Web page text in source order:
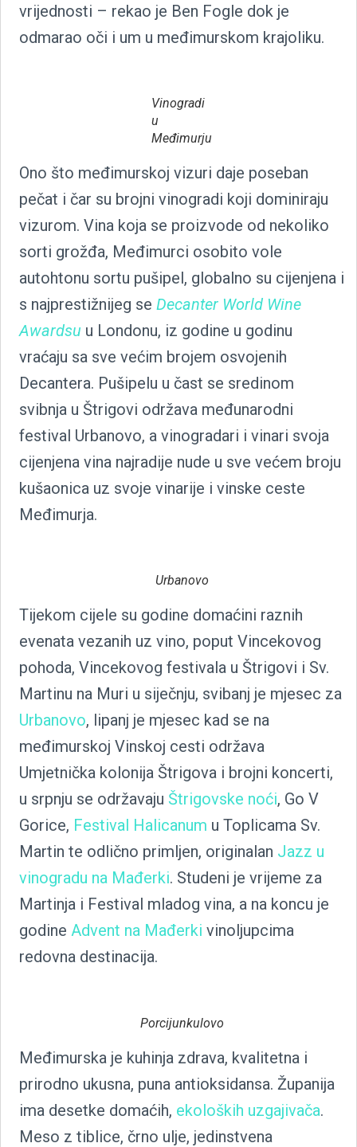
vrijednosti – rekao je Ben Fogle dok je
odmarao oči i um u međimurskom krajoliku.
Vinogradi
u
Međimurju
Ono što međimurskoj vizuri daje poseban
pečat i čar su brojni vinogradi koji dominiraju
vizurom. Vina koja se proizvode od nekoliko
sorti grožđa, Međimurci osobito vole
autohtonu sortu pušipel, globalno su cijenjena i
s najprestižnijeg seDecanter World Wine
Awardsu u Londonu, iz godine u godinu
vraćaju sa sve većim brojem osvojenih
Decantera. Pušipelu u čast se sredinom
svibnja u Štrigovi održava međunarodni
festival Urbanovo, a vinogradari i vinari svoja
cijenjena vina najradije nude u sve većem broju
kušaonica uz svoje vinarije i vinske ceste
Međimurja.
Urbanovo
Tijekom cijele su godine domaćini raznih
evenata vezanih uz vino, poput Vincekovog
pohoda, Vincekovog festivala u Štrigovi i Sv.
Martinu na Muri u siječnju, svibanj je mjesec za
Urbanovo, lipanj je mjesec kad se na
međimurskoj Vinskoj cesti održava
Umjetnička kolonija Štrigova i brojni koncerti,
u srpnju se održavajuŠtrigovske noći, Go V
Gorice, Festival Halicanum u Toplicama Sv.
Martin te odlično primljen, originalan Jazz u
vinogradu na Mađerki. Studeni je vrijeme za
Martinja i Festival mladog vina, a na koncu je
godineAdvent na Mađerki vinoljupcima
redovna destinacija.
Porcijunkulovo
Međimurska je kuhinja zdrava, kvalitetna i
prirodno ukusna, puna antioksidansa. Županija
ima desetke domaćih, ekoloških uzgajivača.
Meso z tiblice, črno ulje, jedinstvena